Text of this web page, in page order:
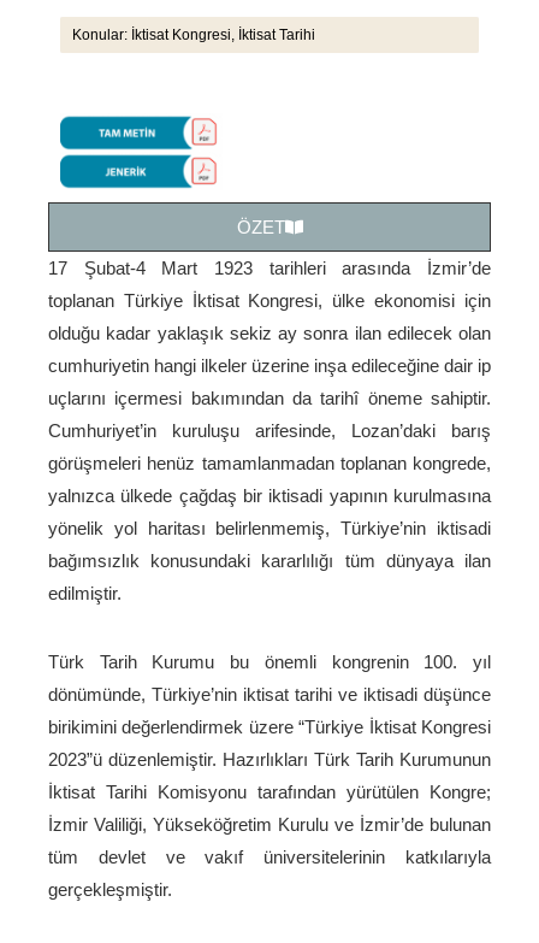
Konular: İktisat Kongresi, İktisat Tarihi
ÖZET
17 Şubat-4 Mart 1923 tarihleri arasında İzmir’de
toplanan Türkiye İktisat Kongresi, ülke ekonomisi için
olduğu kadar yaklaşık sekiz ay sonra ilan edilecek olan
cumhuriyetin hangi ilkeler üzerine inşa edileceğine dair ip
uçlarını içermesi bakımından da tarihî öneme sahiptir.
Cumhuriyet’in kuruluşu arifesinde, Lozan’daki barış
görüşmeleri henüz tamamlanmadan toplanan kongrede,
yalnızca ülkede çağdaş bir iktisadi yapının kurulmasına
yönelik yol haritası belirlenmemiş, Türkiye’nin iktisadi
bağımsızlık konusundaki kararlılığı tüm dünyaya ilan
edilmiştir.
Türk Tarih Kurumu bu önemli kongrenin 100. yıl
dönümünde, Türkiye’nin iktisat tarihi ve iktisadi düşünce
birikimini değerlendirmek üzere “Türkiye İktisat Kongresi
2023”ü düzenlemiştir. Hazırlıkları Türk Tarih Kurumunun
İktisat Tarihi Komisyonu tarafından yürütülen Kongre;
İzmir Valiliği, Yükseköğretim Kurulu ve İzmir’de bulunan
tüm devlet ve vakıf üniversitelerinin katkılarıyla
gerçekleşmiştir.